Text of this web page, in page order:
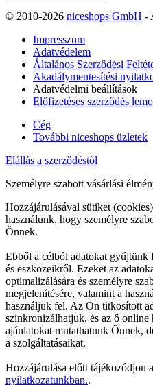
© 2010-2026 niceshops GmbH -
Impresszum
Adatvédelem
Általános Szerződési
Akadálymentesítési
Adatvédelmi beállítások
Előfizetéses szerződés
Cég
További niceshops üzletek
Elállás a szerződéstől
Személyre szabott vásárlási
Hozzájárulásával sütiket
használunk, hogy személyre
Önnek.
Ebből a célból adatokat gyűjtünk
és eszközeikről. Ezeket az
optimalizálására és személyre
megjelenítésére, valamint a
használjuk fel. Az Ön titkosított
szinkronizálhatjuk, és az ő online
ajánlatokat mutathatunk Önnek,
a szolgáltatásaikat.
Hozzájárulása előtt tájékozódjon
nyilatkozatunkban..